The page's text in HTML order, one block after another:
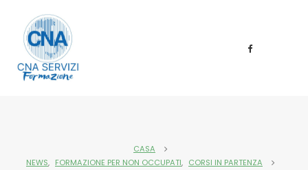
CASA
NEWS, FORMAZIONE PER NON OCCUPATI, CORSI IN PARTENZA